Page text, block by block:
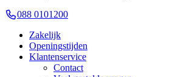
088 0101200
Zakelijk
Openingstijden
Klantenservice
Contact